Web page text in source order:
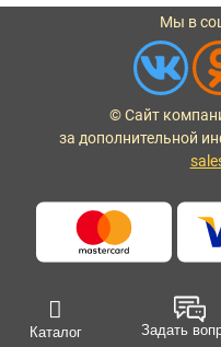
Каталог Задать
Мы в
© Сайт
за дополнительной